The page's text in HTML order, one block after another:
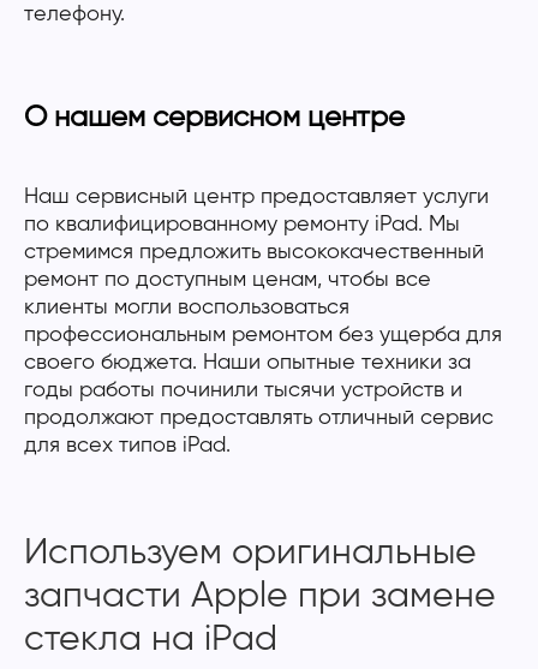
телефону.
О нашем сервисном центре
Наш сервисный центр предоставляет услуги
по квалифицированному ремонту iPad. Мы
стремимся предложить высококачественный
ремонт по доступным ценам, чтобы все
клиенты могли воспользоваться
профессиональным ремонтом без ущерба для
своего бюджета. Наши опытные техники за
годы работы починили тысячи устройств и
продолжают предоставлять отличный сервис
для всех типов iPad.
Используем оригинальные
запчасти Apple при замене
стекла на iPad